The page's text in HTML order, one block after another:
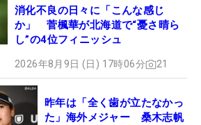
消化不良の日々に「こんな感じ
か」 菅楓華が北海道で“憂さ晴ら
し”の4位フィニッシュ
2026年8月9日 (日) 17時06分 21
昨年は「全く歯が立たなかっ
た」海外メジャー 桑木志帆